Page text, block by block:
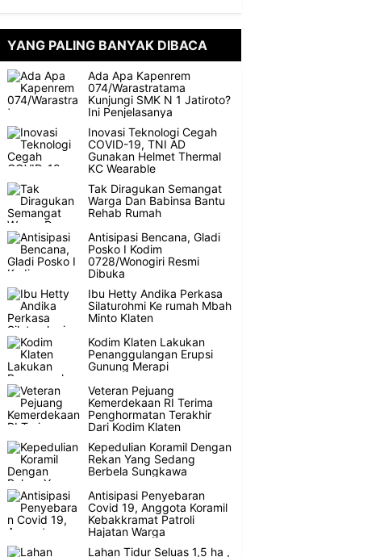
YANG PALING BANYAK DIBACA
Ada Apa Kapenrem
074/Warastratama
Kunjungi SMK N 1 Jatiroto?
Ini Penjelasanya
Inovasi Teknologi Cegah
COVID-19, TNI AD
Gunakan Helmet Thermal
KC Wearable
Tak Diragukan Semangat
Warga Dan Babinsa Bantu
Rehab Rumah
Antisipasi Bencana, Gladi
Posko I Kodim
0728/Wonogiri Resmi
Dibuka
Ibu Hetty Andika Perkasa
Silaturohmi Ke rumah Mbah
Minto Klaten
Kodim Klaten Lakukan
Penanggulangan Erupsi
Gunung Merapi
Veteran Pejuang
Kemerdekaan RI Terima
Penghormatan Terakhir
Dari Kodim Klaten
Kepedulian Koramil Dengan
Rekan Yang Sedang
Berbela Sungkawa
Antisipasi Penyebaran
Covid 19, Anggota Koramil
Kebakkramat Patroli
Hajatan Warga
Lahan Tidur Seluas 1,5 ha ,